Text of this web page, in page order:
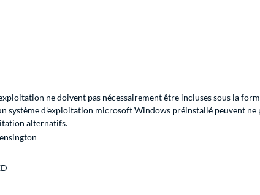
ne doivent pas nécessairement être incluses sous la
système d'exploitation microsoft Windows préinstallé peuvent ne
alternatifs.